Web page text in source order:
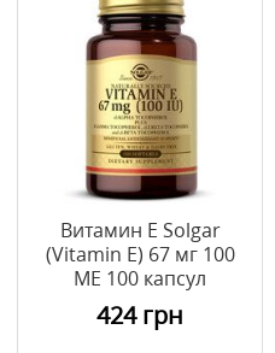
Витамин E Solgar
(Vitamin E) 67 мг 100
МЕ 100 капсул
424 грн